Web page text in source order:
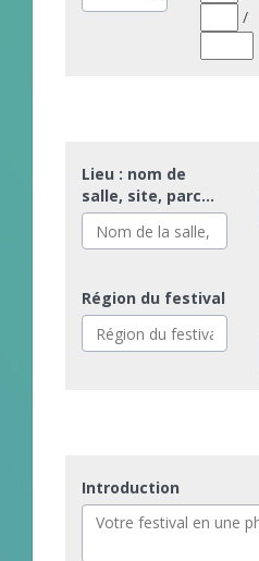
/
Lieu : nom de
salle, site, parc...
Région du festival
Introduction